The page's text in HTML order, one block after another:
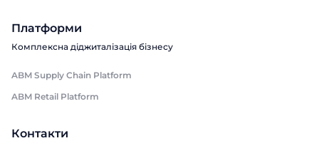
Платформи
Комплексна діджиталізація бізнесу
ABM Supply Chain Platform
ABM Retail Platform
Контакти